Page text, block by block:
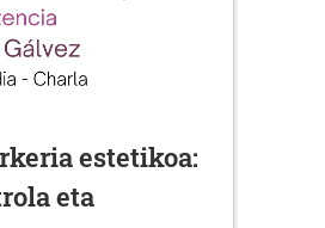
estetikoa:
eta